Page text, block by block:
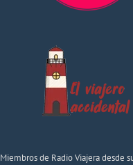
Miembros de Radio Viajera desde